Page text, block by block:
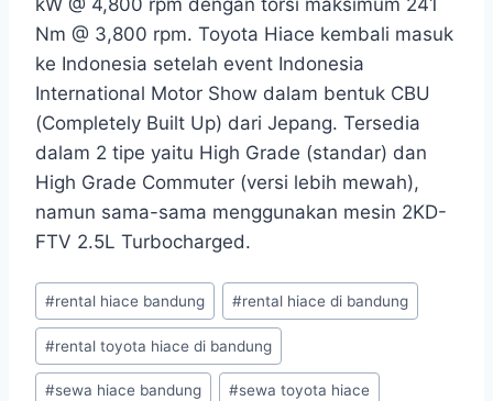
Nm @ 3,800 rpm. Toyota Hiace kembali masuk
ke Indonesia setelah event Indonesia
International Motor Show dalam bentuk CBU
(Completely Built Up) dari Jepang. Tersedia
dalam 2 tipe yaitu High Grade (standar) dan
High Grade Commuter (versi lebih mewah),
namun sama-sama menggunakan mesin 2KD-
FTV 2.5L Turbocharged.
Post
Tags:
#rental hiace bandung #rental hiace di bandung
#rental toyota hiace di bandung
#sewa hiace bandung #sewa toyota hiace